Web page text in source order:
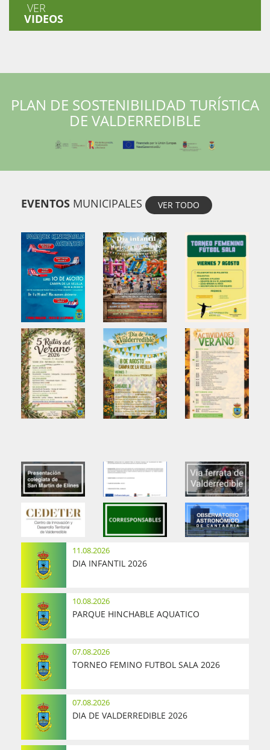
VER
VIDEOS
PLAN DE SOSTENIBILIDAD TURÍSTICA
DE VALDERREDIBLE
EVENTOS MUNICIPALES VER TODO
11.08.2026
DIA INFANTIL 2026
10.08.2026
PARQUE HINCHABLE AQUATICO
07.08.2026
TORNEO FEMINO FUTBOL SALA 2026
07.08.2026
DIA DE VALDERREDIBLE 2026